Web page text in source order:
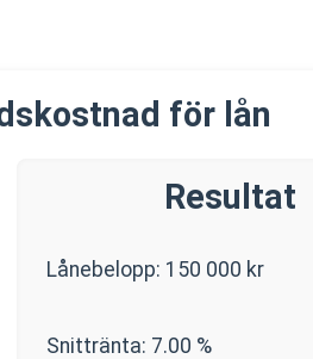
för lån
Resultat
Lånebelopp: 150 000 kr
Snittränta: 7.00 %